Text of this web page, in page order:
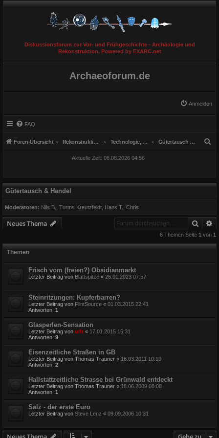
Diskussionsforum zur Vor- und Frühgeschichte - Archäologie und
Rekonstruktion. Powered by EXARC.net
Archaeoforum.de
Anmelden
FAQ
Foren-Übersicht Rekonstruktionen Technologie, Handwerk, Wirtschaft & kultureller Austausch Gütertausch & Handel
Aktuelle Zeit: 08.08.2026 04:56
Gütertausch & Handel
Moderatoren: Nils B. ,Turms Kreutzfeldt Hans T. ,Chris
Neues Thema Suche
6 Themen Seite 1 von 1
Themen
Frisch vom (freien?) Obsidianmarkt
Letzter Beitrag von Blattspitze « 26.01.2023 07:57
Steinritzungen: Kupferbarren?
Letzter Beitrag von FlintSource « 01.03.2015 22:41
Antworten: 1
Glasperlen-Sensation
Letzter Beitrag von ulfr « 17.01.2015 15:31
Antworten: 9
Eisenzeitliche Straßen in GB
Letzter Beitrag von Thomas Trauner « 16.03.2011 10:10
Antworten: 2
Hallstattzeitliche Strasse bei Grünwald entdeckt
Letzter Beitrag von Thomas Trauner « 18.06.2009 08:08
Antworten: 1
Salz - der erste Euro
Letzter Beitrag von Steve Lenz « 09.09.2006 10:31